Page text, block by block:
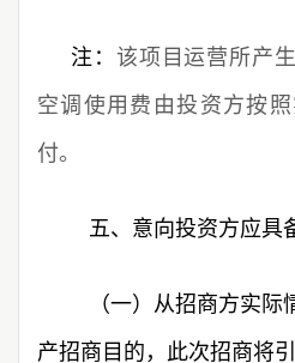
注： 该项目运营所产
空调使用费由投资方按
付。
五、意向投资方应具
（一）从招商方实
产招商目的，此次招商将